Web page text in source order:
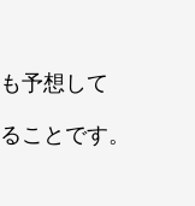
予想して
ことです。